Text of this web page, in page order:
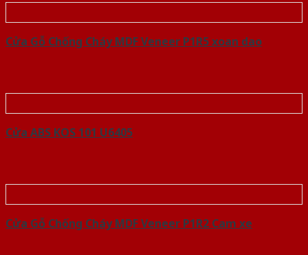
Cửa Gỗ Chống Cháy MDF Veneer P1R5 xoan dao
Cửa ABS KOS 101 U6405
Cửa Gỗ Chống Cháy MDF Veneer P1R2 Cam xe